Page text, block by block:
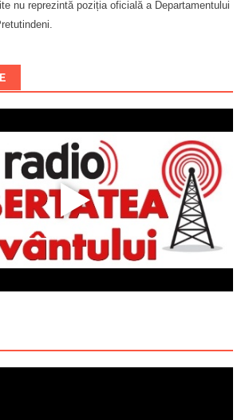
nu reprezintă poziția oficială a Departamentului